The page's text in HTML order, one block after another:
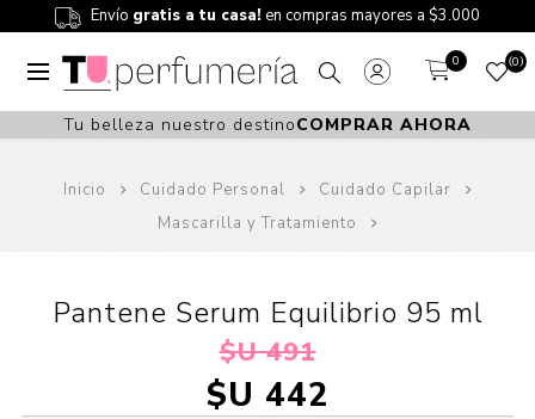
Envío gratis a tu casa! en compras mayores a $3.000
0 0
Tu belleza nuestro destinoCOMPRAR AHORA
Inicio Cuidado Personal
Cuidado Capilar
Mascarilla y Tratamiento
Pantene Serum Equilibrio 95 ml
$U 491
$U 442